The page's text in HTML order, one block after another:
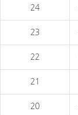
24
23
22
21
20